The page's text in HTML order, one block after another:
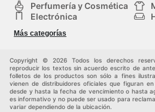
Perfumería y Cosmética
Electrónica
Deporte
Juguetes y bebés
Más categorías
Copyright © 2026 Todos los derechos
reproducir los textos sin acuerdo escrito de
folletos de los productos son sólo a fines
vienen de distribuidores oficiales que figuran
desde y hasta la fecha de vencimiento o hasta
es informativo y no puede ser usado para
variar dependiendo de la ubicación.